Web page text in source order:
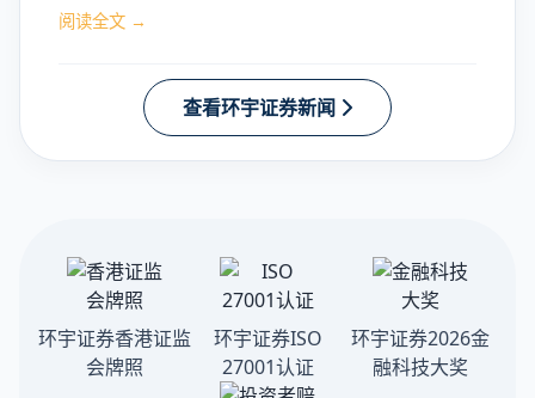
阅读全文 →
查看环宇证券新闻
环宇证券香港证监
会牌照
环宇证券ISO
27001认证
环宇证券2026金
融科技大奖